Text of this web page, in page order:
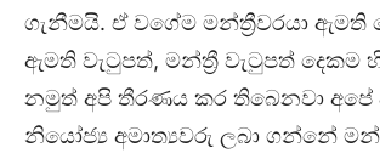
ගැනීමයි. ඒ වගේම මන්ත්‍රීවරයා
ඇමති වැටුපත්, මන්ත්‍රී වැටුපත් දෙකම
නමුත් අපි තීරණය කර තිබෙනවා
නියෝජ්‍ය අමාත්‍යවරු ලබා ගන්නේ